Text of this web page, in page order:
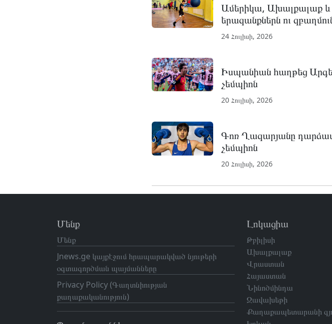
Ամերիկա, Ախալքալաք և
երազանքներն ու
24 Հուլիսի, 2026
Իսպանիան հաղթեց
չեմպիոն
20 Հուլիսի, 2026
Գոռ Ղազարյանը
չեմպիոն
20 Հուլիսի, 2026
Մենք
Մենք
Jnews.ge կայքէջում հրապարակված նյութերի
օգտագործման պայմանները
Privacy Policy (Գաղտնիության
քաղաքականություն)
Լոկացիա
Թբիլիսի
Ախալքալաք
Վրաստան
Հայաստան
Նինոծմինդա
Ջավախեթի
Քաղաքապետարանի